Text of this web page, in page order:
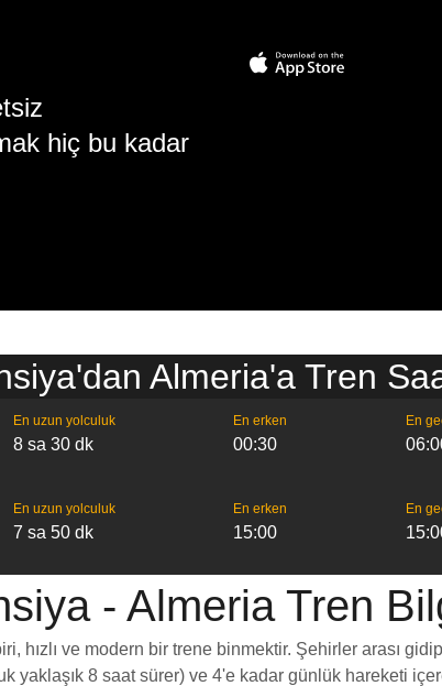
hiç bu kadar
Almeria'a Tren
En uzun yolculuk
8 sa 30 dk
En erken
00:30
En
En uzun yolculuk
7 sa 50 dk
En erken
15:00
En
- Almeria Tren
ve modern bir trene binmektir. Şehirler arası
yaklaşık 8 saat sürer) ve 4'e kadar günlük hareketi